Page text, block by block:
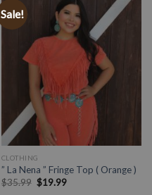
Sale!
CLOTHING
” La Nena ” Fringe Top ( Orange )
$35.99 $19.99